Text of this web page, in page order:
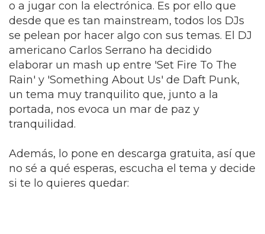
o a jugar con la electrónica. Es por ello que
desde que es tan mainstream, todos los DJs
se pelean por hacer algo con sus temas. El DJ
americano Carlos Serrano ha decidido
elaborar un mash up entre 'Set Fire To The
Rain' y 'Something About Us' de Daft Punk,
un tema muy tranquilito que, junto a la
portada, nos evoca un mar de paz y
tranquilidad.
Además, lo pone en descarga gratuita, así que
no sé a qué esperas, escucha el tema y decide
si te lo quieres quedar: